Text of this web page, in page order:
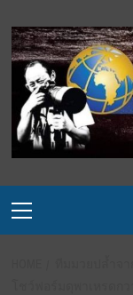
to
content
Menu